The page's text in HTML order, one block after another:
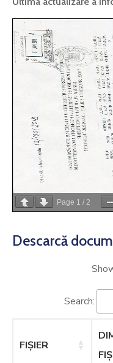
Taxe
Si
Amenzi
Contact
Page 1 / 2
Descarcă
Search:
FIȘIER